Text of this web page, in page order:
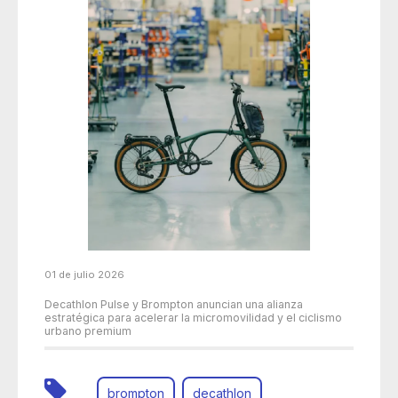
01 de julio 2026
Decathlon Pulse y Brompton anuncian una alianza
estratégica para acelerar la micromovilidad y el ciclismo
urbano premium
brompton decathlon